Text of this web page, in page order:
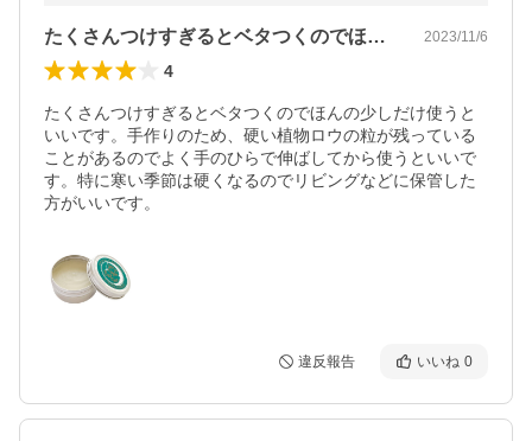
たくさんつけすぎるとベタつくのでほんの… 2023/11/6
4
たくさんつけすぎるとベタつくのでほんの少しだけ使うと
いいです。手作りのため、硬い植物ロウの粒が残っている
ことがあるのでよく手のひらで伸ばしてから使うといいで
す。特に寒い季節は硬くなるのでリビングなどに保管した
方がいいです。
違反報告 いいね 0